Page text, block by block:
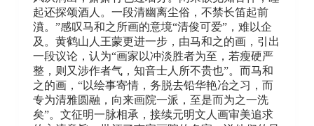
起还探颂酒人。一段清幽离尘俗，不禁长笛起前
濆。”感叹马和之所画的意境“清俊可爱”，难以企
及。黄鹤山人王蒙更进一步，由马和之的画，引出
一段议论，认为“画家以冲淡胜者为至，若瘦硬严
整，则又涉作者气，知音士人所不贵也”。而马和
之的画，“以绘事寄情，务脱去铅华艳冶之习，而
专为清雅圆融，向来画院一派，至是而为之一洗
矣”。文征明一脉相承，接续元明文人画审美追求